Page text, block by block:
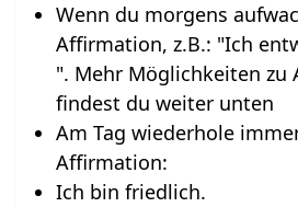
Wenn du morgens
Affirmation, z.B.: "Ich
". Mehr Möglichkeiten zu
findest du weiter unten
Am Tag wiederhole
Affirmation:
Ich bin friedlich.